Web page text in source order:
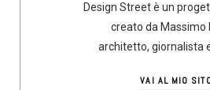
Design Street è un
creato da Massimo
architetto, giornalista
VAI AL MIO